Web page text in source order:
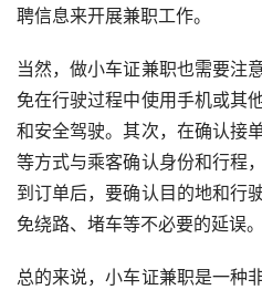
聘信息来开展兼职工作。
当然，做小车证兼职也需要注
免在行驶过程中使用手机或其
和安全驾驶。其次，在确认接
等方式与乘客确认身份和行程
到订单后，要确认目的地和行
免绕路、堵车等不必要的延误。
总的来说，小车证兼职是一种